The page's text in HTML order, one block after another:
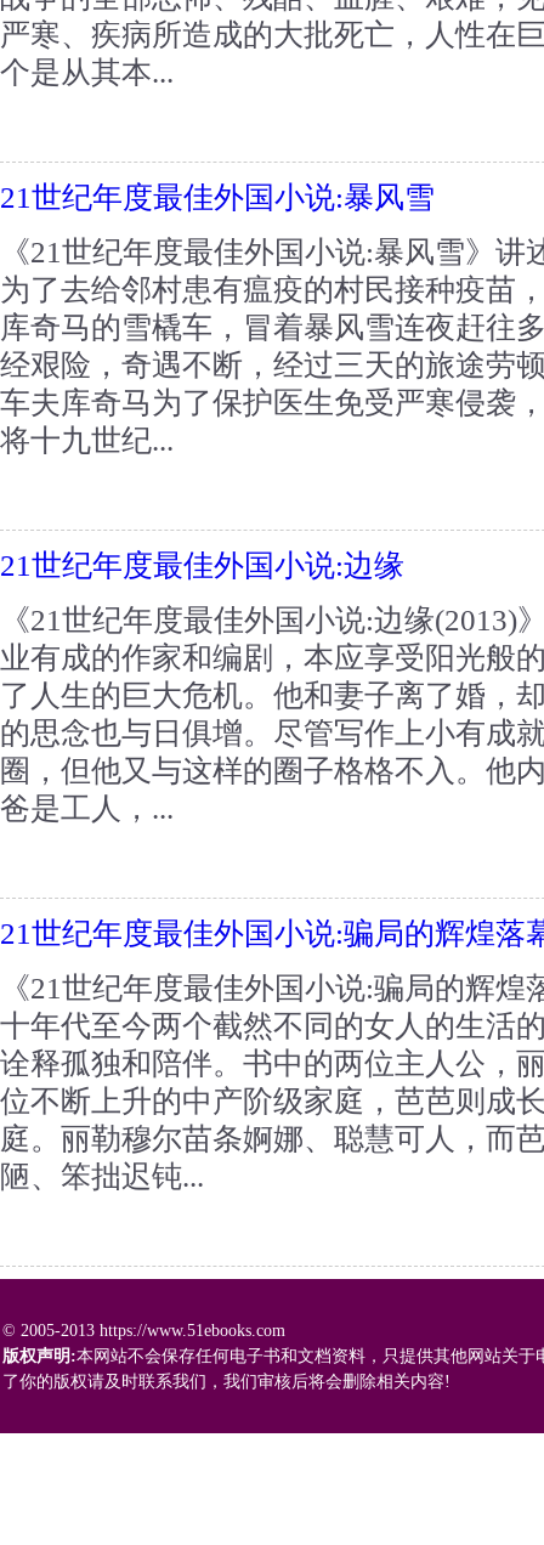
严寒、疾病所造成的大批死亡，人性在
个是从其本...
21世纪年度最佳外国小说:暴风雪
《21世纪年度最佳外国小说:暴风雪》
为了去给邻村患有瘟疫的村民接种疫苗
库奇马的雪橇车，冒着暴风雪连夜赶往
经艰险，奇遇不断，经过三天的旅途劳
车夫库奇马为了保护医生免受严寒侵袭
将十九世纪...
21世纪年度最佳外国小说:边缘
《21世纪年度最佳外国小说:边缘(2013)
业有成的作家和编剧，本应享受阳光般
了人生的巨大危机。他和妻子离了婚，
的思念也与日俱增。尽管写作上小有成
圈，但他又与这样的圈子格格不入。他
爸是工人，...
21世纪年度最佳外国小说:骗局的辉煌落
《21世纪年度最佳外国小说:骗局的辉
十年代至今两个截然不同的女人的生活
诠释孤独和陪伴。书中的两位主人公，
位不断上升的中产阶级家庭，芭芭则成
庭。丽勒穆尔苗条婀娜、聪慧可人，而
陋、笨拙迟钝...
© 2005-2013 https://www.51ebooks.com
版权声明:本网站不会保存任何电子书和文档资料，只提供其他网站关
了你的版权请及时联系我们，我们审核后将会删除相关内容!